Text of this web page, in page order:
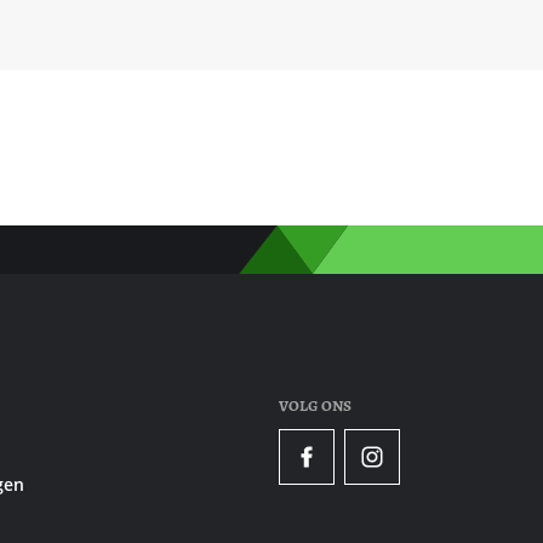
VOLG ONS
FacebookInstagram